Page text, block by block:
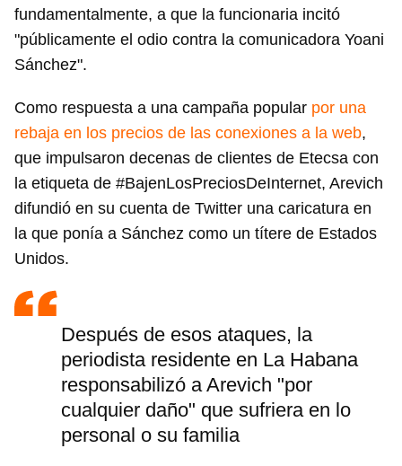
fundamentalmente, a que la funcionaria incitó
"públicamente el odio contra la comunicadora Yoani
Sánchez".
Como respuesta a una campaña popular por una
rebaja en los precios de las conexiones a la web,
que impulsaron decenas de clientes de Etecsa con
la etiqueta de #BajenLosPreciosDeInternet, Arevich
difundió en su cuenta de Twitter una caricatura en
la que ponía a Sánchez como un títere de Estados
Unidos.
Después de esos ataques, la
periodista residente en La Habana
responsabilizó a Arevich "por
cualquier daño" que sufriera en lo
personal o su familia